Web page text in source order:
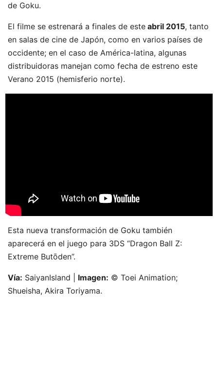
de Goku.
El filme se estrenará a finales de este abril 2015, tanto
en salas de cine de Japón, como en varios países de
occidente; en el caso de América-latina, algunas
distribuidoras manejan como fecha de estreno este
Verano 2015 (hemisferio norte).
Esta nueva transformación de Goku también
aparecerá en el juego para 3DS “Dragon Ball Z:
Extreme Butōden”.
Vía: SaiyanIsland | Imagen: © Toei Animation;
Shueisha, Akira Toriyama.